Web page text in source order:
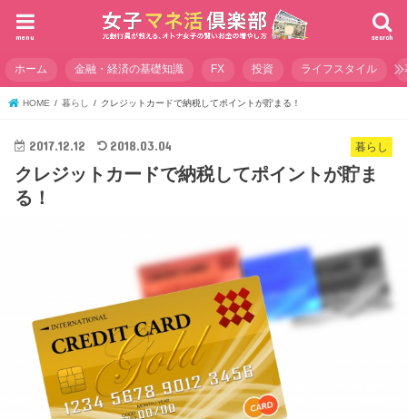
search
menu
ホーム 金融・経済の基礎知識 FX 投資 ライフスタイル
HOME 暮らし クレジットカードで納税してポイントが貯まる！
暮らし
2017.12.12 2018.03.04
クレジットカードで納税してポイントが貯ま
る！